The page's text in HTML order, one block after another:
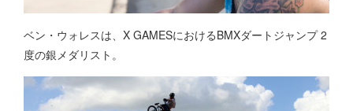
ベン・ウォレスは、X GAMESにおけるBMXダートジャンプ 2
度の銀メダリスト。